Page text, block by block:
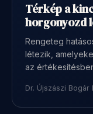
Térkép a
horgonyozd
Rengeteg
létezik,
az
Dr. Újszászi Bogár